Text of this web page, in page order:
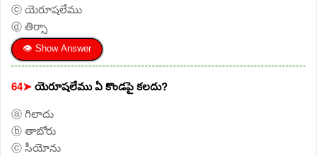
ⓒ యెరూషలేము
ⓓ తిర్సా
👁 Show Answer
64➤యెరూషలేము ఏ కొండపై కలదు?
ⓐ గిలాదు
ⓑ తాబోరు
ⓒ సీయోను